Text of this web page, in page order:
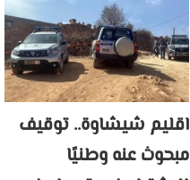
اقليم شيشاوة.. توقيف
مبحوث عنه وطنيًا